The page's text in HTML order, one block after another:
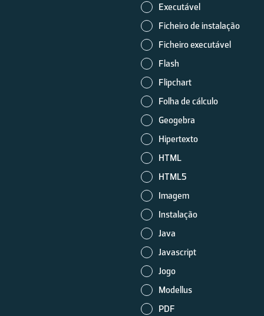
Executável
Ficheiro de instalação
Ficheiro executável
Flash
Flipchart
Folha de cálculo
Geogebra
Hipertexto
HTML
HTML5
Imagem
Instalação
Java
Javascript
Jogo
Modellus
PDF